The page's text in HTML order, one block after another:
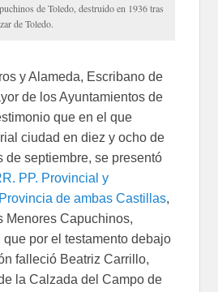
de Toledo, destruido en 1936 tras
de Toledo.
y Alameda, Escribano de
de los Ayuntamientos de
que en el que
ciudad en diez y ocho de
de septiembre, se presentó
PP. Provincial y
de ambas Castillas,
Menores Capuchinos,
por el testamento debajo
falleció Beatriz Carrillo,
la Calzada del Campo de